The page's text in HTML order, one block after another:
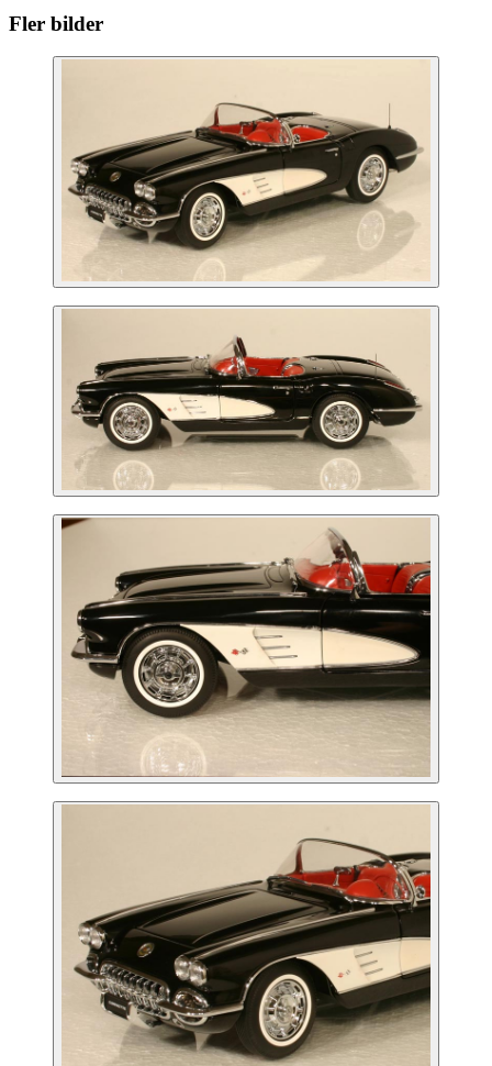
Fler bilder